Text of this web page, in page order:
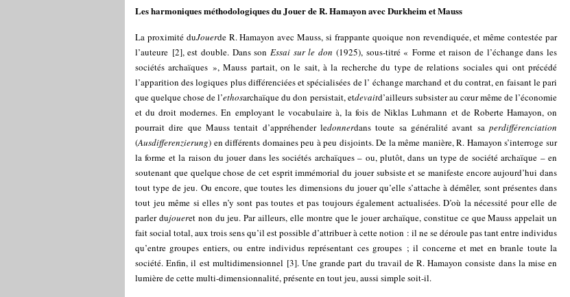
Les harmoniques méthodologiques du Jouer de R. Hamayon avec Durkheim et Mauss
La proximité duJouerde R. Hamayon avec Mauss, si frappante quoique non revendiquée, et même contestée par
l’auteure [2], est double. Dans sonEssai sur le don (1925), sous-titré « Forme et raison de l’échange dans les
sociétés archaïques », Mauss partait, on le sait, à la recherche du type de relations sociales qui ont précédé
l’apparition des logiques plus différenciées et spécialisées de l’ échange marchand et du contrat, en faisant le pari
que quelque chose de l’ethosarchaïque du don persistait, etdevaitd’ailleurs subsister au cœur même de l’économie
et du droit modernes. En employant le vocabulaire à, la fois de Niklas Luhmann et de Roberte Hamayon, on
pourrait dire que Mauss tentait d’appréhender ledonnerdans toute sa généralité avant sa perdifférenciation
(Ausdifferenzierung) en différents domaines peu à peu disjoints. De la même manière, R. Hamayon s’interroge sur
la forme et la raison du jouer dans les sociétés archaïques – ou, plutôt, dans un type de société archaïque – en
soutenant que quelque chose de cet esprit immémorial du jouer subsiste et se manifeste encore aujourd’hui dans
tout type de jeu. Ou encore, que toutes les dimensions du jouer qu’elle s’attache à démêler, sont présentes dans
tout jeu même si elles n’y sont pas toutes et pas toujours également actualisées. D’où la nécessité pour elle de
parler dujoueret non du jeu. Par ailleurs, elle montre que le jouer archaïque, constitue ce que Mauss appelait un
fait social total, aux trois sens qu’il est possible d’attribuer à cette notion : il ne se déroule pas tant entre individus
qu’entre groupes entiers, ou entre individus représentant ces groupes ; il concerne et met en branle toute la
société. Enfin, il est multidimensionnel [3]. Une grande part du travail de R. Hamayon consiste dans la mise en
lumière de cette multi-dimensionnalité, présente en tout jeu, aussi simple soit-il.